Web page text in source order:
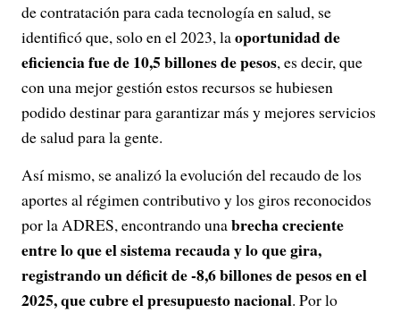
de contratación para cada tecnología en salud, se
identificó que, solo en el 2023, laoportunidad de
eficiencia fue de 10,5 billones de pesos, es decir, que
con una mejor gestión estos recursos se hubiesen
podido destinar para garantizar más y mejores servicios
de salud para la gente.
Así mismo, se analizó la evolución del recaudo de los
aportes al régimen contributivo y los giros reconocidos
por la ADRES, encontrando unabrecha creciente
entre lo que el sistema recauda y lo que gira,
registrando un déficit de -8,6 billones de pesos en el
2025, que cubre el presupuesto nacional. Por lo